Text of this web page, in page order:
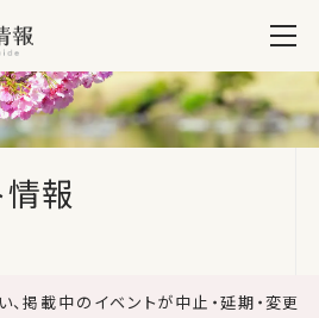
情報
、掲載中のイベントが中止・延期・変更